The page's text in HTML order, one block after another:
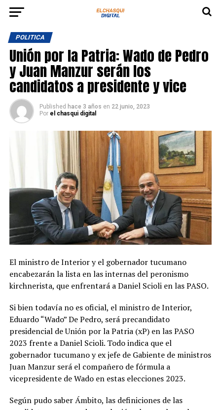
POLITICA
Unión por la Patria: Wado de Pedro
y Juan Manzur serán los
candidatos a presidente y vice
Published hace 3 años en 22 junio, 2023
Por el chasqui digital
El ministro de Interior y el gobernador tucumano
encabezarán la lista en las internas del peronismo
kirchnerista, que enfrentará a Daniel Scioli en las PASO.
Si bien todavía no es oficial, el ministro de Interior,
Eduardo “Wado” De Pedro, será precandidato
presidencial de Unión por la Patria (xP) en las PASO
2023 frente a Daniel Scioli. Todo indica que el
gobernador tucumano y ex jefe de Gabiente de ministros
Juan Manzur será el compañero de fórmula a
vicepresidente de Wado en estas elecciones 2023.
Según pudo saber Ámbito, las definiciones de las